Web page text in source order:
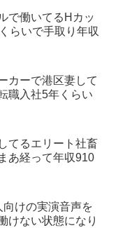
で働いてるHカッ
らいで手取り年収
カーで港区妻して
職入社5年くらい
てるエリート社畜
あ経って年収910
けの実演音声を
けない状態になり